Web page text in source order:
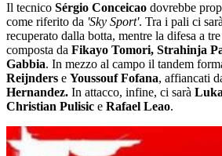
Il tecnico Sérgio Conceicao dovrebbe
come riferito da 'Sky Sport'. Tra i pali ci sarà
recuperato dalla botta, mentre la difesa a
composta da Fikayo Tomori, Strahinja
Gabbia. In mezzo al campo il tandem
Reijnders e Youssouf Fofana, affiancati
Hernandez. In attacco, infine, ci sarà
Christian Pulisic e Rafael Leao.